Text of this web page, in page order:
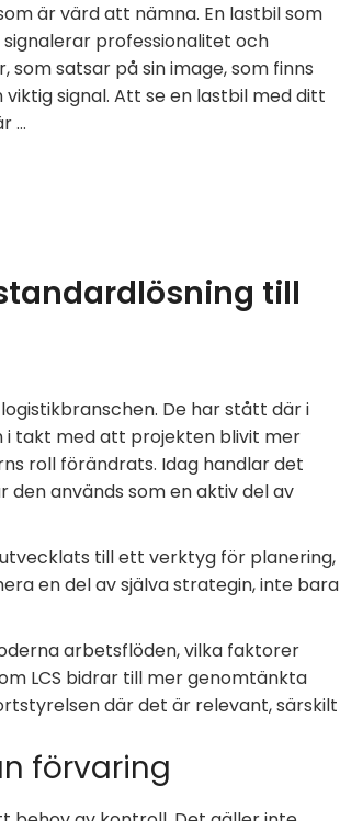
är värd att nämna. En lastbil som
professionalitet och
satsar på sin image, som finns
signal. Att se en lastbil med ditt
…
till
De har stått där i
i takt med att projekten blivit mer
roll förändrats. Idag handlar det
används som en aktiv del av
till ett verktyg för planering,
en del av själva strategin, inte bara
arbetsflöden, vilka faktorer
LCS bidrar till mer genomtänkta
där det är relevant, särskilt
förvaring